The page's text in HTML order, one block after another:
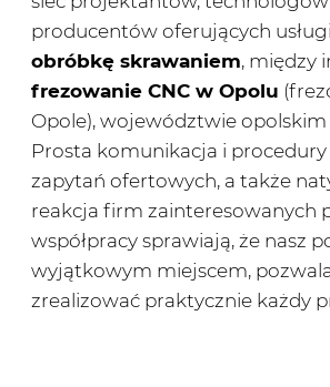
producentów oferujących
obróbkę skrawaniem, między
frezowanie CNC w Opolu
Opole), województwie opolskim i
Prosta komunikacja i procedury
zapytań ofertowych, a także
reakcja firm zainteresowanych
współpracy sprawiają, że nasz
wyjątkowym miejscem,
zrealizować praktycznie każdy